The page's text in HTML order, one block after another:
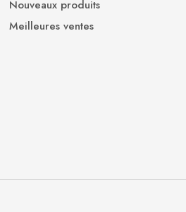
Nouveaux produits
Meilleures ventes